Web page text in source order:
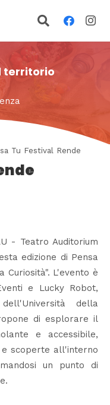
territorio
Tu Festival Rende
- Teatro Auditorium
edizione di Pensa
Curiosità". L'evento è
e Lucky Robot,
della
di esplorare il
e accessibile,
scoperte all'interno
un punto di